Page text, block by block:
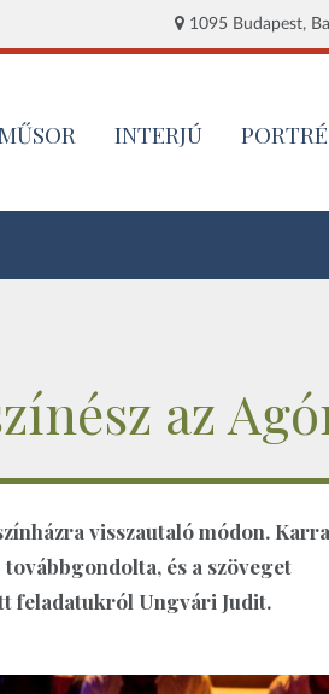
1095 Budapest,
INTERJÚ PORTRÉ
az
visszautaló módon.
és a szöveget
feladatukról Ungvári Judit.